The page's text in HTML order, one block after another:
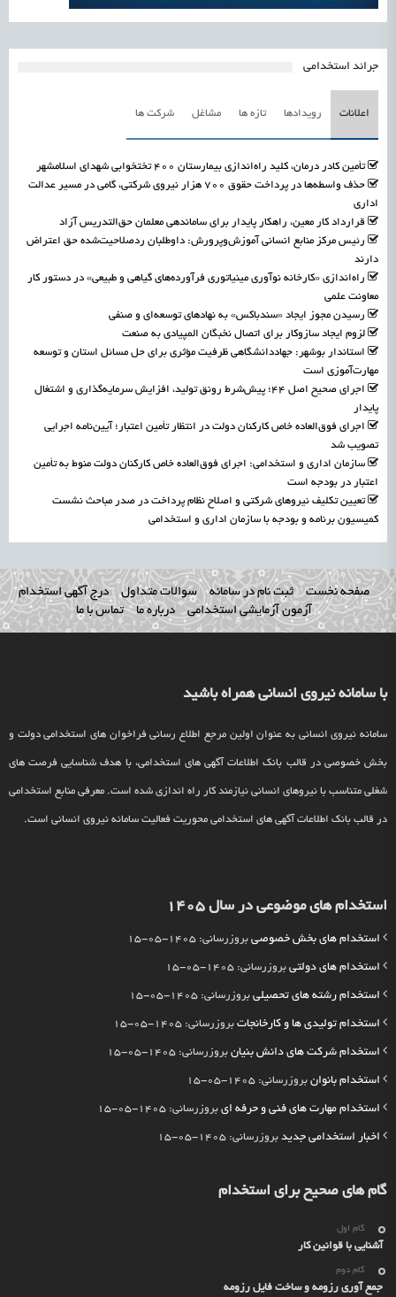
جرائد استخدامی
اعلانات رویدادها تازه ها مشاغل شرکت ها
تأمین کادر درمان، کلید راه‌اندازی بیمارستان ۴۰۰ تختخوابی شهدای اسلامشهر
حذف واسطه‌ها در پرداخت حقوق ۷۰۰ هزار نیروی شرکتی، گامی در مسیر عدالت
اداری
قرارداد کار معین، راهکار پایدار برای ساماندهی معلمان حق‌التدریس آزاد
رئیس مرکز منابع انسانی آموزش‌وپرورش: داوطلبان ردصلاحیت‌شده حق اعتراض
دارند
راه‌اندازی «کارخانه نوآوری مینیاتوری فرآورده‌های گیاهی و طبیعی» در دستور کار
معاونت علمی
رسیدن مجوز ایجاد «سندباکس» به نهادهای توسعه‌ای و صنفی
لزوم ایجاد سازوکار برای اتصال نخبگان المپیادی به صنعت
استاندار بوشهر: جهاددانشگاهی ظرفیت مؤثری برای حل مسائل استان و توسعه
مهارت‌آموزی است
اجرای صحیح اصل ۴۴؛ پیش‌شرط رونق تولید، افزایش سرمایه‌گذاری و اشتغال
پایدار
اجرای فوق‌العاده خاص کارکنان دولت در انتظار تأمین اعتبار؛ آیین‌نامه اجرایی
تصویب شد
سازمان اداری و استخدامی: اجرای فوق‌العاده خاص کارکنان دولت منوط به تأمین
اعتبار در بودجه است
تعیین تکلیف نیروهای شرکتی و اصلاح نظام پرداخت در صدر مباحث نشست
کمیسیون برنامه و بودجه با سازمان اداری و استخدامی
صفحه نخست ثبت نام در سامانه سوالات متداول
درج آگهی استخدام
آزمون آزمایشی استخدامی
درباره ما تماس با ما
با سامانه نیروی انسانی همراه باشید
سامانه نیروی انسانی به عنوان اولین مرجع اطلاع رسانی فراخوان های استخدامی دولت و
بخش خصوصی در قالب بانک اطلاعات آگهی های استخدامی، با هدف شناسایی فرصت های
شغلی متناسب با نیروهای انسانی نیازمند کار راه اندازی شده است. معرفی منابع استخدامی
در قالب بانک اطلاعات آگهی های استخدامی محوریت فعالیت سامانه نیروی انسانی است.
استخدام های موضوعی در سال 1405
استخدام های بخش خصوصی بروزرسانی: 1405-05-15
استخدام های دولتی بروزرسانی: 1405-05-15
استخدام رشته های تحصیلی بروزرسانی: 1405-05-15
استخدام تولیدی ها و کارخانجات بروزرسانی: 1405-05-15
استخدام شرکت های دانش بنیان بروزرسانی: 1405-05-15
استخدام بانوان بروزرسانی: 1405-05-15
استخدام مهارت های فنی و حرفه ای بروزرسانی: 1405-05-15
اخبار استخدامی جدید بروزرسانی: 1405-05-15
گام های صحیح برای استخدام
گام اول
آشنایی با قوانین کار
گام دوم
جمع آوری رزومه و ساخت فایل رزومه